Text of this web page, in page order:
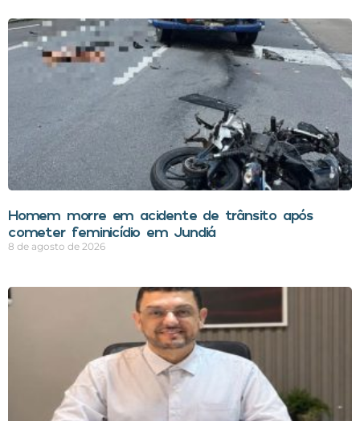
Homem morre em acidente de trânsito após
cometer feminicídio em Jundiá
8 de agosto de 2026